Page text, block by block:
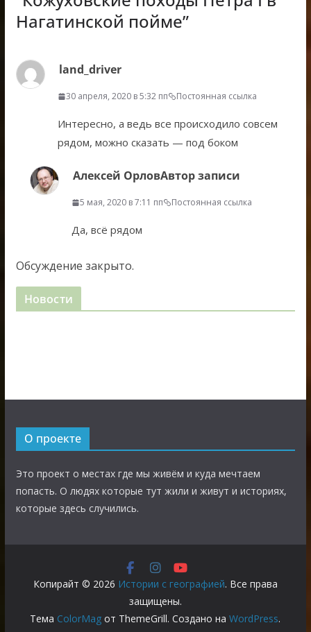
Нагатинской пойме”
land_driver
30 апреля, 2020 в 5:32 пп Постоянная ссылка
Интересно, а ведь все происходило совсем
рядом, можно сказать — под боком
Алексей ОрловАвтор записи
5 мая, 2020 в 7:11 пп Постоянная ссылка
Да, всё рядом
Обсуждение закрыто.
Новости
О проекте
Это проект о местах где мы живём и куда мечтаем
попасть. О людях которые тут жили и живут и историях,
которые здесь случились.
Копирайт © 2026 Истории с географией. Все права
защищены.
Тема ColorMag от ThemeGrill. Создано наWordPress.